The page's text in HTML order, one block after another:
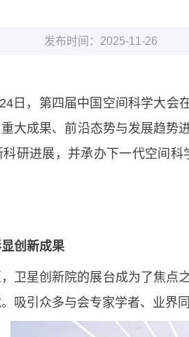
发布时间：2025-11-26
日，第四届中国空间科学大会
大成果、前沿态势与发展趋势
研进展，并承办下一代空间
创新成果
卫星创新院的展台成为了焦点
吸引众多与会专家学者、业界